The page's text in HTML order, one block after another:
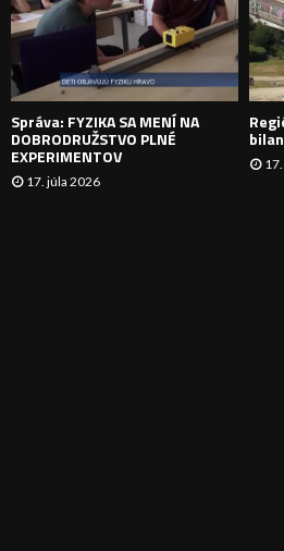
Správa: FYZIKA SA MENÍ NA
DOBRODRUŽSTVO PLNÉ
EXPERIMENTOV
17. júla 2026